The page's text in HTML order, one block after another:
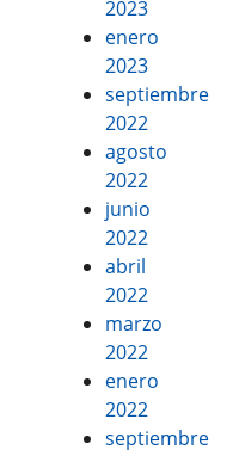
2023
enero
2023
septiembre
2022
agosto
2022
junio
2022
abril
2022
marzo
2022
enero
2022
septiembre